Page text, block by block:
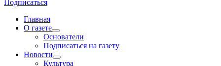
Подписаться
Главная
О газете
Основатели
Подписаться на газету
Новости
Культура